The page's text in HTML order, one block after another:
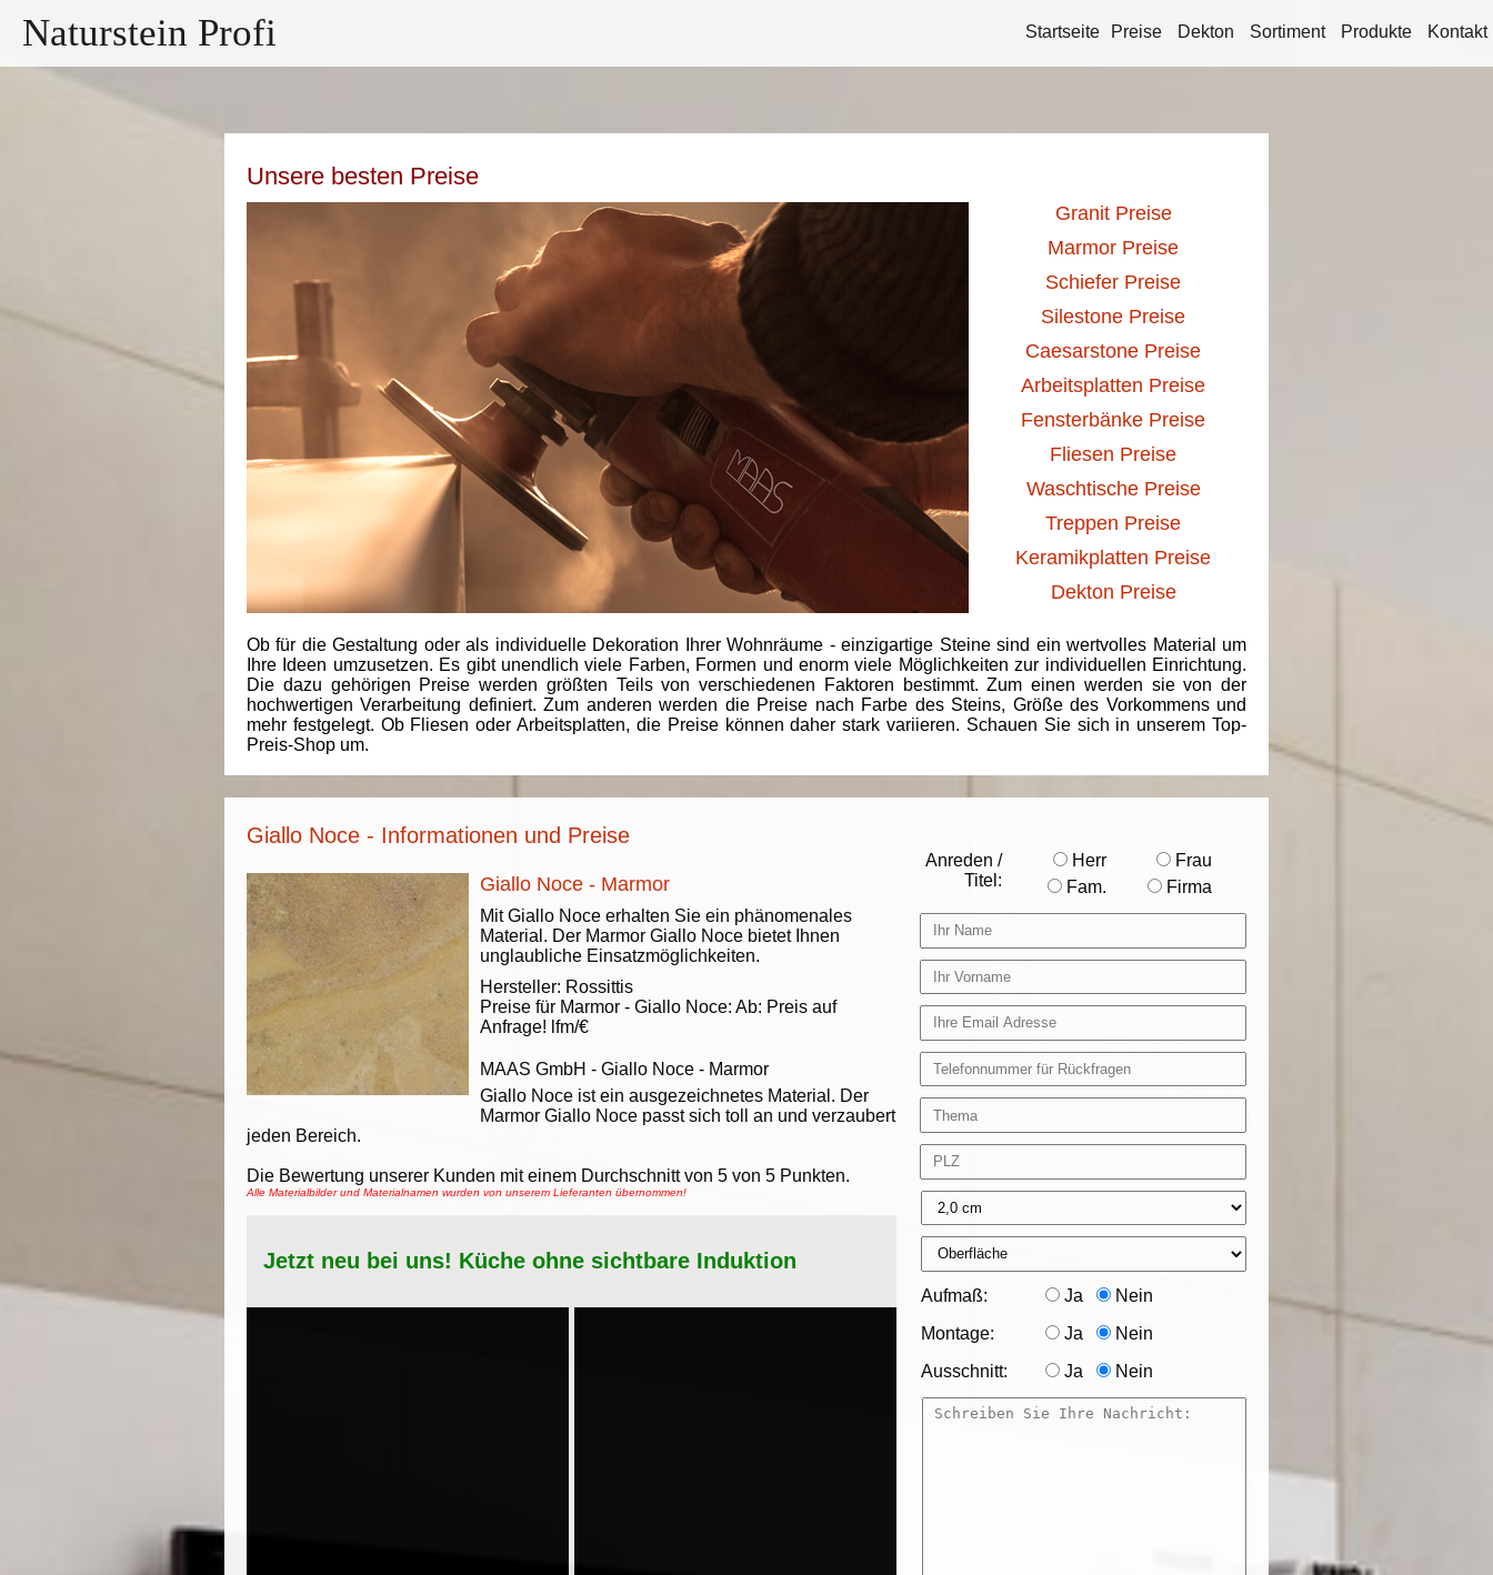
Naturstein Profi Startseite Preise Dekton Sortiment Produkte Kontakt
Unsere besten Preise
Granit Preise
Marmor Preise
Schiefer Preise
Silestone Preise
Caesarstone Preise
Arbeitsplatten Preise
Fensterbänke Preise
Fliesen Preise
Waschtische Preise
Treppen Preise
Keramikplatten Preise
Dekton Preise
Ob für die Gestaltung oder als individuelle Dekoration Ihrer Wohnräume - einzigartige Steine sind ein wertvolles Material um
Ihre Ideen umzusetzen. Es gibt unendlich viele Farben, Formen und enorm viele Möglichkeiten zur individuellen Einrichtung.
Die dazu gehörigen Preise werden größten Teils von verschiedenen Faktoren bestimmt. Zum einen werden sie von der
hochwertigen Verarbeitung definiert. Zum anderen werden die Preise nach Farbe des Steins, Größe des Vorkommens und
mehr festgelegt. Ob Fliesen oder Arbeitsplatten, die Preise können daher stark variieren. Schauen Sie sich in unserem Top-
Preis-Shop um.
Giallo Noce - Informationen und Preise
Giallo Noce - Marmor
Mit Giallo Noce erhalten Sie ein phänomenales
Material. Der Marmor Giallo Noce bietet Ihnen
unglaubliche Einsatzmöglichkeiten.
Hersteller: Rossittis
Preise für Marmor - Giallo Noce: Ab: Preis auf
Anfrage! lfm/€
MAAS GmbH - Giallo Noce - Marmor
Giallo Noce ist ein ausgezeichnetes Material. Der
Marmor Giallo Noce passt sich toll an und verzaubert
jeden Bereich.
Die Bewertung unserer Kunden mit einem Durchschnitt von 5 von 5 Punkten.
Alle Materialbilder und Materialnamen wurden von unserem Lieferanten übernommen!
Jetzt neu bei uns! Küche ohne sichtbare Induktion
Anreden /
Titel:
Herr
Frau
Fam.
Firma
Aufmaß: Ja Nein
Montage: Ja Nein
Ausschnitt: Ja Nein